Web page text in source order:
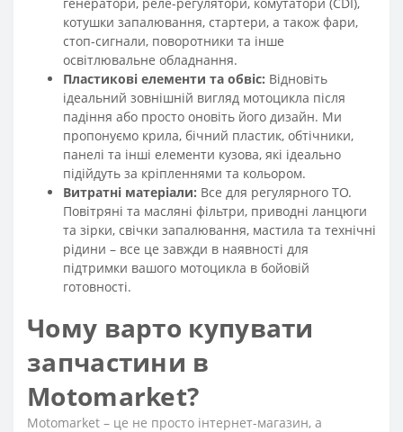
котушки запалювання, стартери, а також фари,
стоп-сигнали, поворотники та інше
освітлювальне обладнання.
Пластикові елементи та обвіс: Відновіть
ідеальний зовнішній вигляд мотоцикла після
падіння або просто оновіть його дизайн. Ми
пропонуємо крила, бічний пластик, обтічники,
панелі та інші елементи кузова, які ідеально
підійдуть за кріпленнями та кольором.
Витратні матеріали: Все для регулярного ТО.
Повітряні та масляні фільтри, приводні ланцюги
та зірки, свічки запалювання, мастила та технічні
рідини – все це завжди в наявності для
підтримки вашого мотоцикла в бойовій
готовності.
Чому варто купувати
запчастини в
Motomarket?
Motomarket – це не просто інтернет-магазин, а